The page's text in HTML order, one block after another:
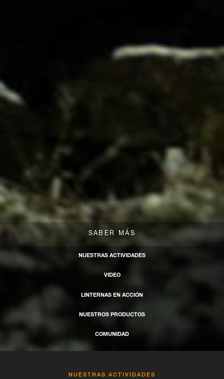
SABER MÁS
NUESTRAS ACTIVIDADES
VIDEO
LINTERNAS EN ACCIÓN
NUESTROS PRODUCTOS
COMUNIDAD
NUESTRAS ACTIVIDADES